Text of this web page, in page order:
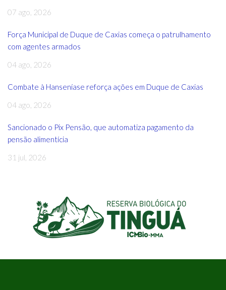
07 ago, 2026
Força Municipal de Duque de Caxias começa o patrulhamento
com agentes armados
04 ago, 2026
Combate à Hanseníase reforça ações em Duque de Caxias
04 ago, 2026
Sancionado o Pix Pensão, que automatiza pagamento da
pensão alimentícia
31 jul, 2026